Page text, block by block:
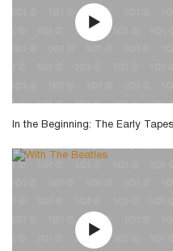
In the Beginning: The Early Tapes